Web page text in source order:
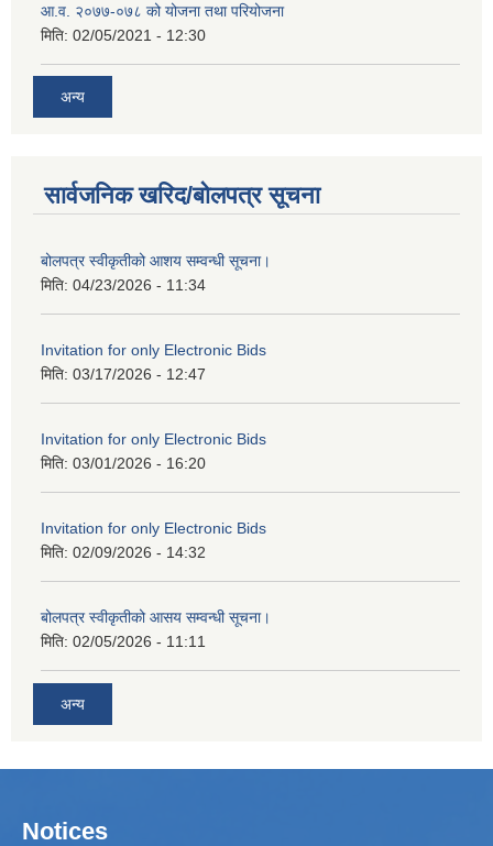
आ.व. २०७७-०७८ को योजना तथा परियोजना
मिति: 02/05/2021 - 12:30
अन्य
सार्वजनिक खरिद/बोलपत्र सूचना
बोलपत्र स्वीकृतीको आशय सम्वन्धी सूचना।
मिति: 04/23/2026 - 11:34
Invitation for only Electronic Bids
मिति: 03/17/2026 - 12:47
Invitation for only Electronic Bids
मिति: 03/01/2026 - 16:20
Invitation for only Electronic Bids
मिति: 02/09/2026 - 14:32
बोलपत्र स्वीकृतीको आसय सम्वन्धी सूचना।
मिति: 02/05/2026 - 11:11
अन्य
Notices